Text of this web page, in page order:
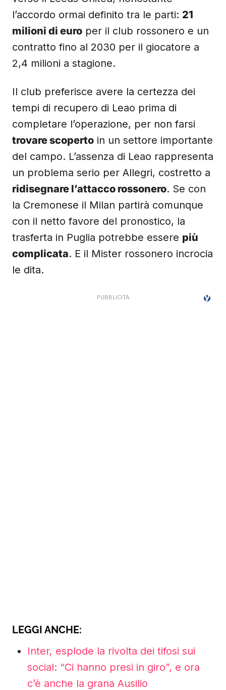
l’accordo ormai definito tra le parti: 21
milioni di euro per il club rossonero e un
contratto fino al 2030 per il giocatore a
2,4 milioni a stagione.
Il club preferisce avere la certezza dei
tempi di recupero di Leao prima di
completare l’operazione, per non farsi
trovare scoperto in un settore importante
del campo. L’assenza di Leao rappresenta
un problema serio per Allegri, costretto a
ridisegnare l’attacco rossonero. Se con
la Cremonese il Milan partirà comunque
con il netto favore del pronostico, la
trasferta in Puglia potrebbe essere più
complicata. E il Mister rossonero incrocia
le dita.
LEGGI ANCHE:
Inter, esplode la rivolta dei tifosi sui
social: “Ci hanno presi in giro”, e ora
c’è anche la grana Ausilio